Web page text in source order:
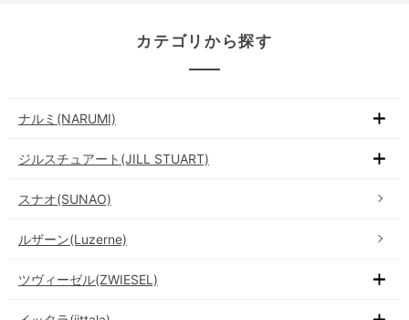
カテゴリから探す
ナルミ(NARUMI)
ジルスチュアート(JILL STUART)
スナオ(SUNAO)
ルザーン(Luzerne)
ツヴィーゼル(ZWIESEL)